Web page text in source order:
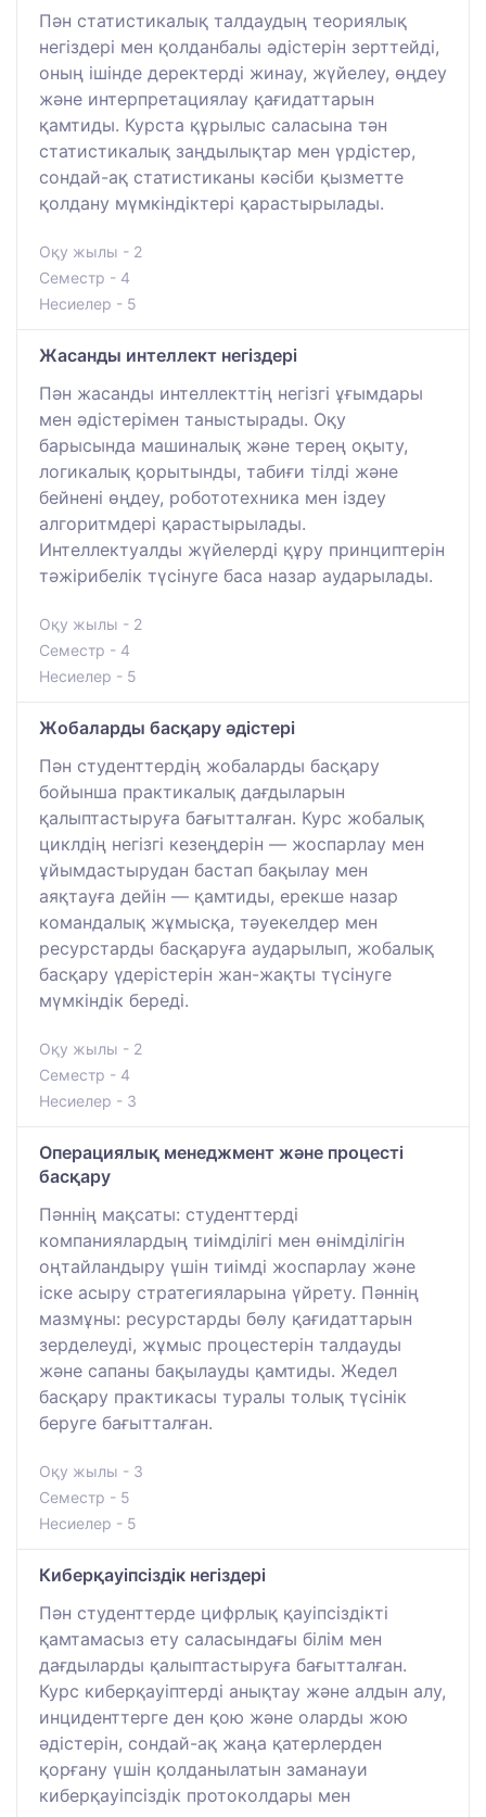
Пән статистикалық талдаудың теориялық
негіздері мен қолданбалы әдістерін зерттейді,
оның ішінде деректерді жинау, жүйелеу, өңдеу
және интерпретациялау қағидаттарын
қамтиды. Курста құрылыс саласына тән
статистикалық заңдылықтар мен үрдістер,
сондай-ақ статистиканы кәсіби қызметте
қолдану мүмкіндіктері қарастырылады.
Оқу жылы - 2
Семестр - 4
Несиелер - 5
Жасанды интеллект негіздері
Пән жасанды интеллекттің негізгі ұғымдары
мен әдістерімен таныстырады. Оқу
барысында машиналық және терең оқыту,
логикалық қорытынды, табиғи тілді және
бейнені өңдеу, робототехника мен іздеу
алгоритмдері қарастырылады.
Интеллектуалды жүйелерді құру принциптерін
тәжірибелік түсінуге баса назар аударылады.
Оқу жылы - 2
Семестр - 4
Несиелер - 5
Жобаларды басқару әдістері
Пән студенттердің жобаларды басқару
бойынша практикалық дағдыларын
қалыптастыруға бағытталған. Курс жобалық
циклдің негізгі кезеңдерін — жоспарлау мен
ұйымдастырудан бастап бақылау мен
аяқтауға дейін — қамтиды, ерекше назар
командалық жұмысқа, тәуекелдер мен
ресурстарды басқаруға аударылып, жобалық
басқару үдерістерін жан-жақты түсінуге
мүмкіндік береді.
Оқу жылы - 2
Семестр - 4
Несиелер - 3
Операциялық менеджмент және процесті
басқару
Пәннің мақсаты: студенттерді
компаниялардың тиімділігі мен өнімділігін
оңтайландыру үшін тиімді жоспарлау және
іске асыру стратегияларына үйрету. Пәннің
мазмұны: ресурстарды бөлу қағидаттарын
зерделеуді, жұмыс процестерін талдауды
және сапаны бақылауды қамтиды. Жедел
басқару практикасы туралы толық түсінік
беруге бағытталған.
Оқу жылы - 3
Семестр - 5
Несиелер - 5
Киберқауіпсіздік негіздері
Пән студенттерде цифрлық қауіпсіздікті
қамтамасыз ету саласындағы білім мен
дағдыларды қалыптастыруға бағытталған.
Курс киберқауіптерді анықтау және алдын алу,
инциденттерге ден қою және оларды жою
әдістерін, сондай-ақ жаңа қатерлерден
қорғану үшін қолданылатын заманауи
киберқауіпсіздік протоколдары мен